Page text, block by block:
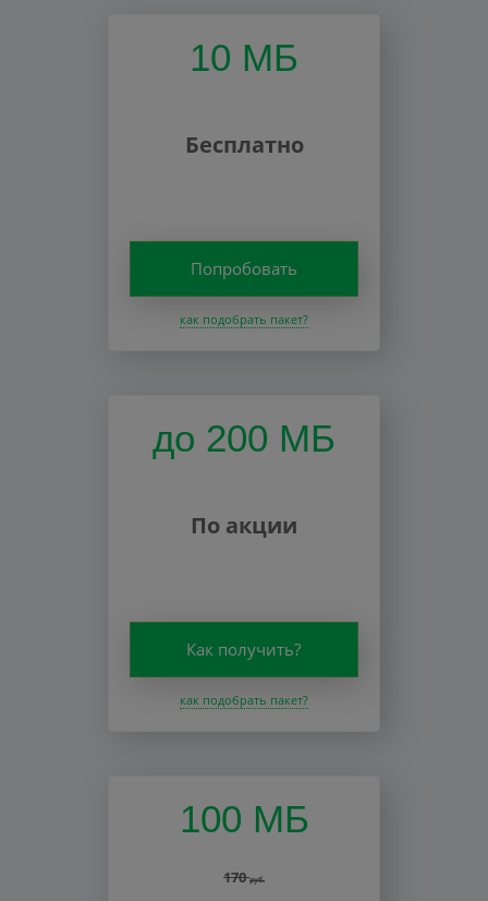
10 МБ
Бесплатно
Попробовать
как подобрать пакет?
до 200 МБ
По акции
Как получить?
как подобрать пакет?
100 МБ
170руб.